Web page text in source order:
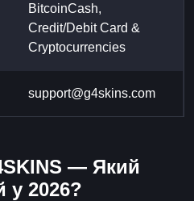
BitcoinCash,
Credit/Debit Card &
Cryptocurrencies
support@g4skins.com
— Який
у 2026?